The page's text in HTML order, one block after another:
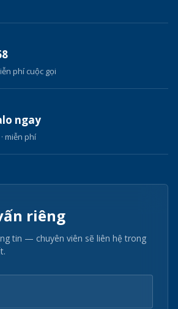
phí cuộc gọi
ngay
miễn phí
riêng
tin — chuyên viên sẽ liên hệ trong